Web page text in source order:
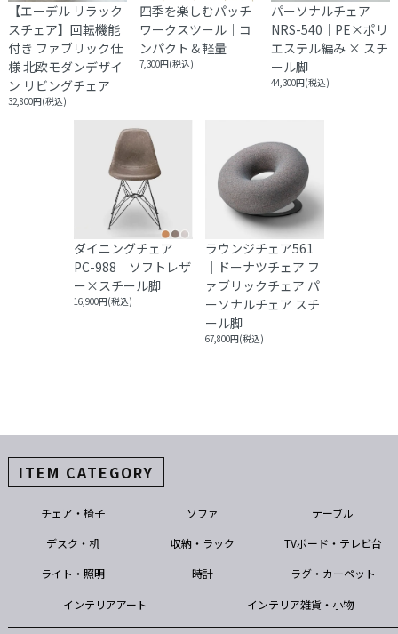
【エーデル リラック
スチェア】回転機能
付き ファブリック仕
様 北欧モダンデザイ
ン リビングチェア
32,800円(税込)
四季を楽しむパッチ
ワークスツール｜コ
ンパクト＆軽量
7,300円(税込)
パーソナルチェア
NRS-540｜PE×ポリ
エステル編み × スチ
ール脚
44,300円(税込)
ダイニングチェア
PC-988｜ソフトレザ
ー×スチール脚
16,900円(税込)
ラウンジチェア561
｜ドーナツチェア フ
ァブリックチェア パ
ーソナルチェア スチ
ール脚
67,800円(税込)
ITEM CATEGORY
チェア・椅子 ソファ テーブル
デスク・机 収納・ラック TVボード・テレビ台
ライト・照明 時計 ラグ・カーペット
インテリアアート インテリア雑貨・小物